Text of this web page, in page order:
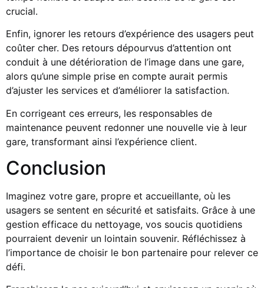
crucial.
Enfin, ignorer les retours d’expérience des usagers peut
coûter cher. Des retours dépourvus d’attention ont
conduit à une détérioration de l’image dans une gare,
alors qu’une simple prise en compte aurait permis
d’ajuster les services et d’améliorer la satisfaction.
En corrigeant ces erreurs, les responsables de
maintenance peuvent redonner une nouvelle vie à leur
gare, transformant ainsi l’expérience client.
Conclusion
Imaginez votre gare, propre et accueillante, où les
usagers se sentent en sécurité et satisfaits. Grâce à une
gestion efficace du nettoyage, vos soucis quotidiens
pourraient devenir un lointain souvenir. Réfléchissez à
l’importance de choisir le bon partenaire pour relever ce
défi.